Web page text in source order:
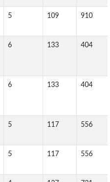
5 109 910
6 133 404
6 133 404
5 117 556
5 117 556